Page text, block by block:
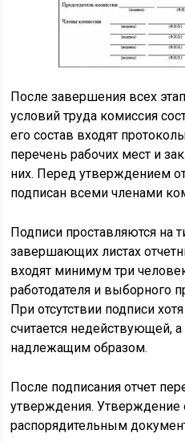
После завершения всех
условий труда комиссия
его состав входят
перечень рабочих мест и
них. Перед утверждением
подписан всеми членами
Подписи проставляются на
завершающих листах
входят минимум три
работодателя и выборного
При отсутствии подписи
считается недействующей,
надлежащим образом.
После подписания отчет
утверждения. Утверждение
распорядительным